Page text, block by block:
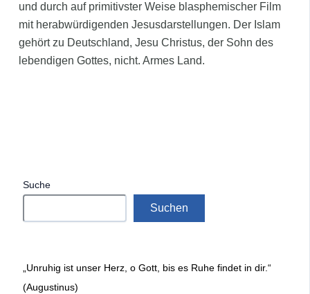
und durch auf primitivster Weise blasphemischer Film
mit herabwürdigenden Jesusdarstellungen. Der Islam
gehört zu Deutschland, Jesu Christus, der Sohn des
lebendigen Gottes, nicht. Armes Land.
Suche
Suchen
„Unruhig ist unser Herz, o Gott, bis es Ruhe findet in dir.“
(Augustinus)